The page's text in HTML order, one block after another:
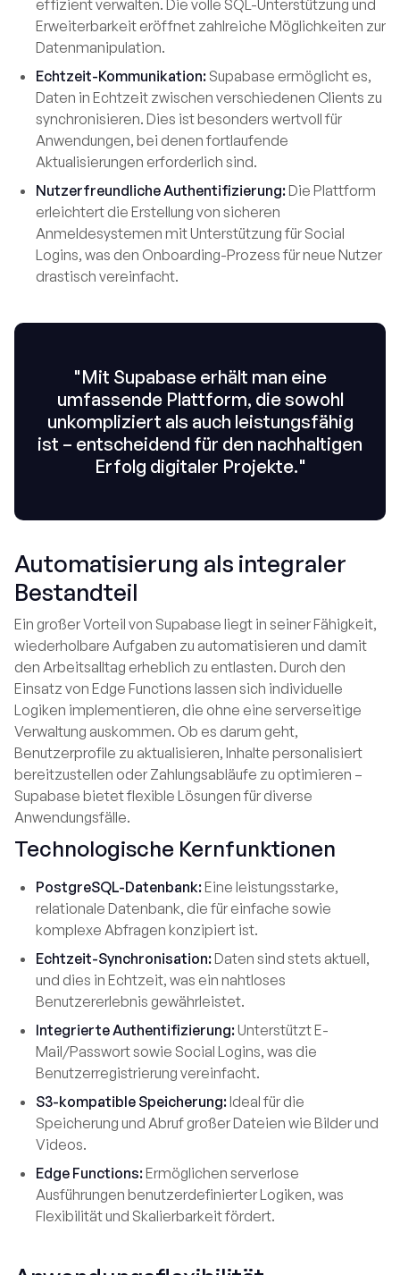
effizient verwalten. Die volle SQL-Unterstützung und
Erweiterbarkeit eröffnet zahlreiche Möglichkeiten zur
Datenmanipulation.
Echtzeit-Kommunikation: Supabase ermöglicht es,
Daten in Echtzeit zwischen verschiedenen Clients zu
synchronisieren. Dies ist besonders wertvoll für
Anwendungen, bei denen fortlaufende
Aktualisierungen erforderlich sind.
Nutzerfreundliche Authentifizierung:Die Plattform
erleichtert die Erstellung von sicheren
Anmeldesystemen mit Unterstützung für Social
Logins, was den Onboarding-Prozess für neue Nutzer
drastisch vereinfacht.
"Mit Supabase erhält man eine
umfassende Plattform, die sowohl
unkompliziert als auch leistungsfähig
ist – entscheidend für den nachhaltigen
Erfolg digitaler Projekte."
Automatisierung als integraler
Bestandteil
Ein großer Vorteil von Supabase liegt in seiner Fähigkeit,
wiederholbare Aufgaben zu automatisieren und damit
den Arbeitsalltag erheblich zu entlasten. Durch den
Einsatz von Edge Functions lassen sich individuelle
Logiken implementieren, die ohne eine serverseitige
Verwaltung auskommen. Ob es darum geht,
Benutzerprofile zu aktualisieren, Inhalte personalisiert
bereitzustellen oder Zahlungsabläufe zu optimieren –
Supabase bietet flexible Lösungen für diverse
Anwendungsfälle.
Technologische Kernfunktionen
PostgreSQL-Datenbank:Eine leistungsstarke,
relationale Datenbank, die für einfache sowie
komplexe Abfragen konzipiert ist.
Echtzeit-Synchronisation:Daten sind stets aktuell,
und dies in Echtzeit, was ein nahtloses
Benutzererlebnis gewährleistet.
Integrierte Authentifizierung:Unterstützt E-
Mail/Passwort sowie Social Logins, was die
Benutzerregistrierung vereinfacht.
S3-kompatible Speicherung:Ideal für die
Speicherung und Abruf großer Dateien wie Bilder und
Videos.
Edge Functions:Ermöglichen serverlose
Ausführungen benutzerdefinierter Logiken, was
Flexibilität und Skalierbarkeit fördert.